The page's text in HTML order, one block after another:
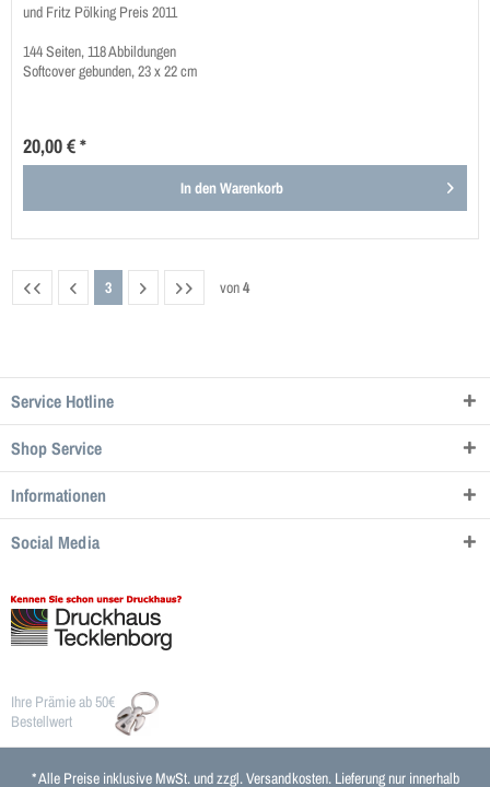
und Fritz Pölking Preis 2011
144 Seiten, 118 Abbildungen
Softcover gebunden, 23 x 22 cm
20,00 € *
In denWarenkorb
3 von4
Service Hotline
Shop Service
Informationen
Social Media
Ihre Prämie ab 50€
Bestellwert
* Alle Preise inklusive MwSt. und zzgl.Versandkosten. Lieferung nur innerhalb